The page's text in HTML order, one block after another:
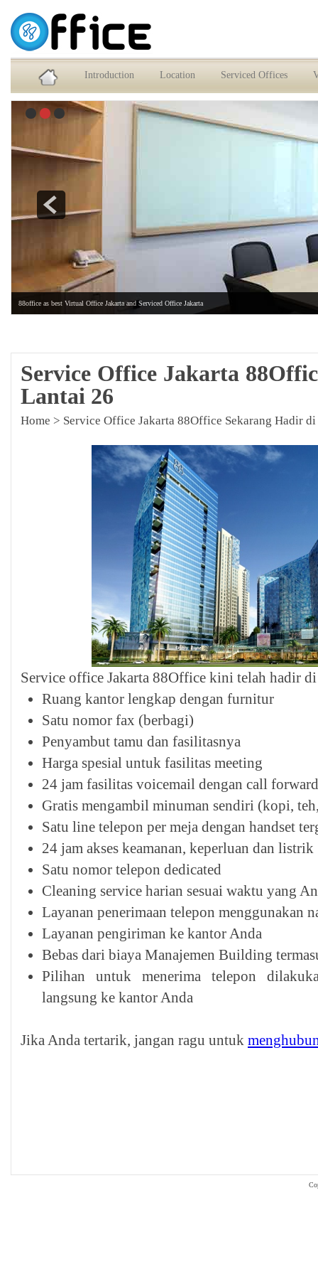
Service Office dan Virtual Office Jakarta Selatan
Introduction Location Serviced Offices
88office as best Virtual Office Jakarta and Serviced Office Jakarta
Service Office Jakarta
Lantai 26
Home > Service Office Jakarta 88Office Sekarang Hadir
Service office Jakarta 88Office kini telah hadir
Ruang kantor lengkap dengan furnitur
Satu nomor fax (berbagi)
Penyambut tamu dan fasilitasnya
Harga spesial untuk fasilitas meeting
24 jam fasilitas voicemail dengan call
Gratis mengambil minuman sendiri (kopi,
Satu line telepon per meja dengan handset
24 jam akses keamanan, keperluan dan listrik
Satu nomor telepon dedicated
Cleaning service harian sesuai waktu yang
Layanan penerimaan telepon menggunakan
Layanan pengiriman ke kantor Anda
Bebas dari biaya Manajemen Building
Pilihan untuk menerima telepon
langsung ke kantor Anda
Jika Anda tertarik, jangan ragu untuk